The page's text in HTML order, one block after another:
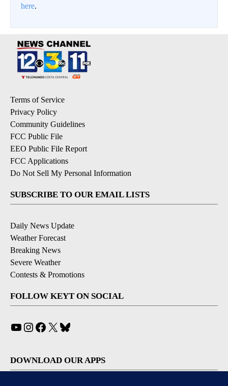
here.
Terms of Service
Privacy Policy
Community Guidelines
FCC Public File
EEO Public File Report
FCC Applications
Do Not Sell My Personal Information
SUBSCRIBE TO OUR EMAIL LISTS
Daily News Update
Weather Forecast
Breaking News
Severe Weather
Contests & Promotions
FOLLOW KEYT ON SOCIAL
YouTube
Instagram
Facebook
X
DOWNLOAD OUR APPS